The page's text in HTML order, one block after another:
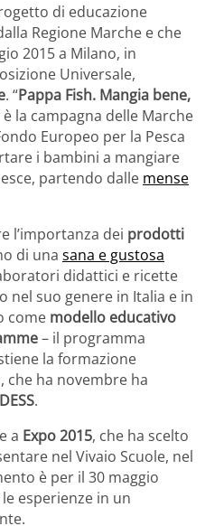
di educazione
Regione Marche e che
2015 a Milano, in
Universale,
. “Pappa Fish. Mangia bene,
è la campagna delle Marche
Europeo per la Pesca
i bambini a mangiare
partendo dalle mense
l’importanza dei prodotti
di una sana e gustosa
didattici e ricette
nel suo genere in Italia e in
come modello educativo
– il programma
la formazione
che ha novembre ha
.
a Expo 2015, che ha scelto
nel Vivaio Scuole, nel
è per il 30 maggio
esperienze in un